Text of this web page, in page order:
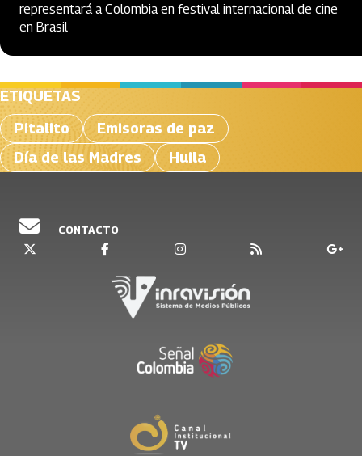
representará a Colombia en festival internacional de cine
en Brasil
ETIQUETAS
Pitalito
Emisoras de paz
Día de las Madres
Huila
CONTACTO